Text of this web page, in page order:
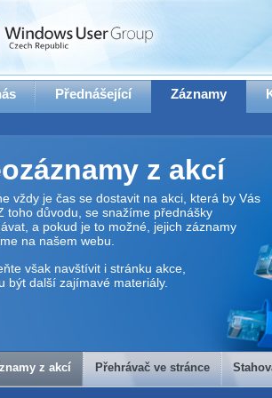
Přednášející Záznamy
z akcí
vždy je čas se dostavit na akci, která by Vás
toho důvodu, se snažíme přednášky
a pokud je to možné, jejich záznamy
na našem webu.
však navštívit i stránku akce,
být další zajímavé materiály.
ve stránce
z akcí Přehrávač ve stránce